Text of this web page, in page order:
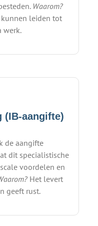
Waarom?
leiden tot
werk.
(IB-aangifte)
de aangifte
dit specialistische
voordelen en
Het levert
geeft rust.